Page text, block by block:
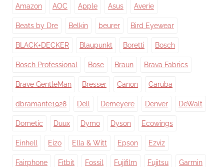
Amazon AOC Apple Asus Averie
Beats by Dre Belkin beurer Bird Eyewear
BLACK+DECKER Blaupunkt Boretti Bosch
Bosch Professional Bose Braun Brava Fabrics
Brave GentleMan Bresser Canon Caruba
dbramante1928 Dell Demeyere Denver DeWalt
Dometic Duux Dymo Dyson Ecowings
Einhell Eizo Ella & Witt Epson Ezviz
Fairphone Fitbit Fossil Fujifilm Fujitsu Garmin